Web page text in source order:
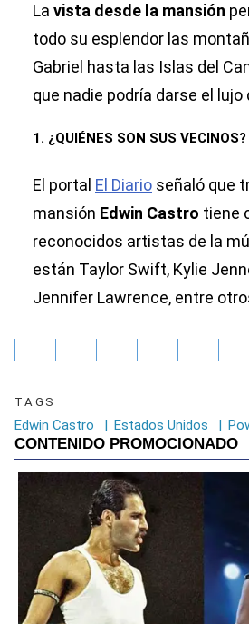
La vista desde la mansión
todo su esplendor las
Gabriel hasta las Islas del
que nadie podría darse el lujo
1. ¿QUIÉNES SON SUS VECINOS?
El portal El Diario señaló que
mansión Edwin Castro tiene
reconocidos artistas de la
están Taylor Swift, Kylie
Jennifer Lawrence, entre
TAGS
Edwin Castro | Estados Unidos |